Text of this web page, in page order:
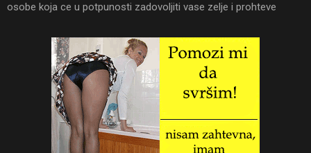
osobe koja ce u potpunosti zadovoljiti vase zelje i prohteve